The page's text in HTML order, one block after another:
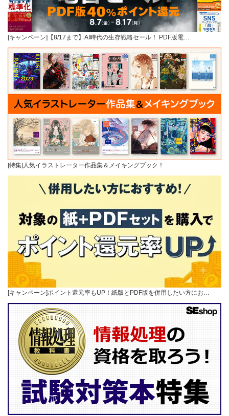
[キャンペーン]【8/17まで】AI時代の生存戦略セール！ PDF版電…
[特集]人気イラストレーター作品集＆メイキングブック！
[キャンペーン]ポイント還元率もUP！紙版とPDF版を併用したい方にお…